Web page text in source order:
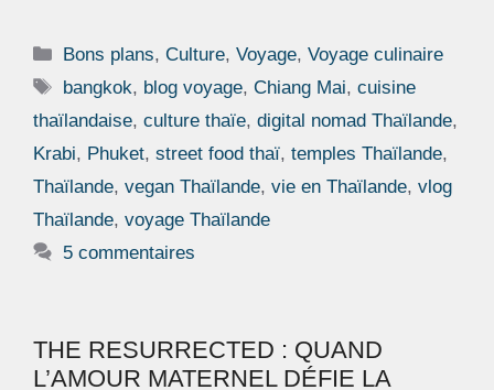
Catégories
Bons plans,Culture,Voyage,Voyage culinaire
Étiquettes
bangkok, blog voyage,Chiang Mai,cuisine
thaïlandaise, culture thaïe, digital nomad Thaïlande,
Krabi, Phuket, street food thaï, temples Thaïlande,
Thaïlande, vegan Thaïlande, vie en Thaïlande, vlog
Thaïlande, voyage Thaïlande
5 commentaires
THE RESURRECTED : QUAND
L’AMOUR MATERNEL DÉFIE LA